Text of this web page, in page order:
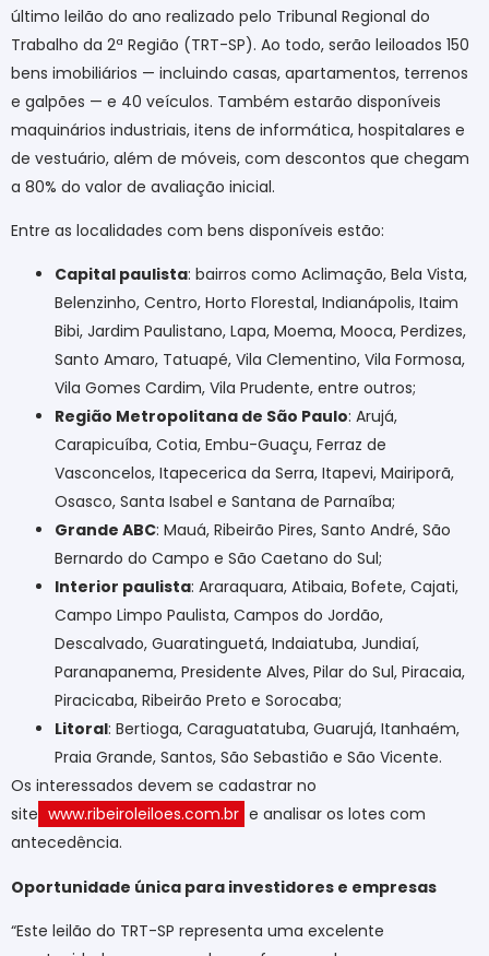
último leilão do ano realizado pelo Tribunal Regional do
Trabalho da 2ª Região (TRT-SP). Ao todo, serão leiloados 150
bens imobiliários — incluindo casas, apartamentos, terrenos
e galpões — e 40 veículos. Também estarão disponíveis
maquinários industriais, itens de informática, hospitalares e
de vestuário, além de móveis, com descontos que chegam
a 80% do valor de avaliação inicial.
Entre as localidades com bens disponíveis estão:
Capital paulista: bairros como Aclimação, Bela Vista,
Belenzinho, Centro, Horto Florestal, Indianápolis, Itaim
Bibi, Jardim Paulistano, Lapa, Moema, Mooca, Perdizes,
Santo Amaro, Tatuapé, Vila Clementino, Vila Formosa,
Vila Gomes Cardim, Vila Prudente, entre outros;
Região Metropolitana de São Paulo: Arujá,
Carapicuíba, Cotia, Embu-Guaçu, Ferraz de
Vasconcelos, Itapecerica da Serra, Itapevi, Mairiporã,
Osasco, Santa Isabel e Santana de Parnaíba;
Grande ABC: Mauá, Ribeirão Pires, Santo André, São
Bernardo do Campo e São Caetano do Sul;
Interior paulista: Araraquara, Atibaia, Bofete, Cajati,
Campo Limpo Paulista, Campos do Jordão,
Descalvado, Guaratinguetá, Indaiatuba, Jundiaí,
Paranapanema, Presidente Alves, Pilar do Sul, Piracaia,
Piracicaba, Ribeirão Preto e Sorocaba;
Litoral: Bertioga, Caraguatatuba, Guarujá, Itanhaém,
Praia Grande, Santos, São Sebastião e São Vicente.
Os interessados devem se cadastrar no
site www.ribeiroleiloes.com.br e analisar os lotes com
antecedência.
Oportunidade única para investidores e empresas
“Este leilão do TRT-SP representa uma excelente